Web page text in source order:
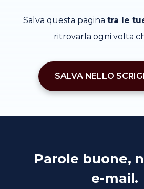
Salva questa pagina tra le
ritrovarla ogni volta
SALVA NELLO
Parole buone,
e-mail.